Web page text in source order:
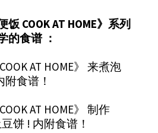
COOK AT HOME》系列
的食谱 ：
AT HOME》 来煮泡
食谱！
AT HOME》 制作
饼 ! 内附食谱！